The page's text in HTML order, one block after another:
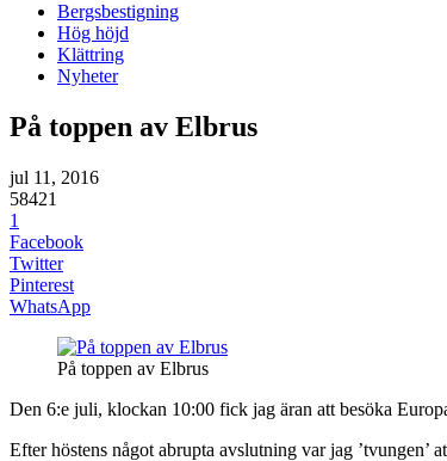
Bergsbestigning
Hög höjd
Klättring
Nyheter
På toppen av Elbrus
jul 11, 2016
58421
1
Facebook
Twitter
Pinterest
WhatsApp
På toppen av Elbrus
Den 6:e juli, klockan 10:00 fick jag äran att besöka
Efter höstens något abrupta avslutning var jag